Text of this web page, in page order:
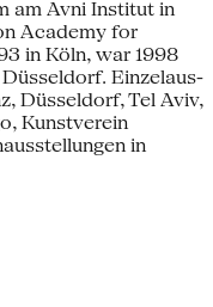
am Avni Institut in
Academy for
in Köln, war 1998
Einzelaus-
Düsseldorf, Tel Aviv,
Kunstverein
in